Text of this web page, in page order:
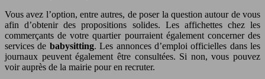
Vous avez l’option, entre autres, de poser la question autour de vous
afin d’obtenir des propositions solides. Les affichettes chez les
commerçants de votre quartier pourraient également concerner des
services de babysitting. Les annonces d’emploi officielles dans les
journaux peuvent également être consultées. Si non, vous pouvez
voir auprès de la mairie pour en recruter.